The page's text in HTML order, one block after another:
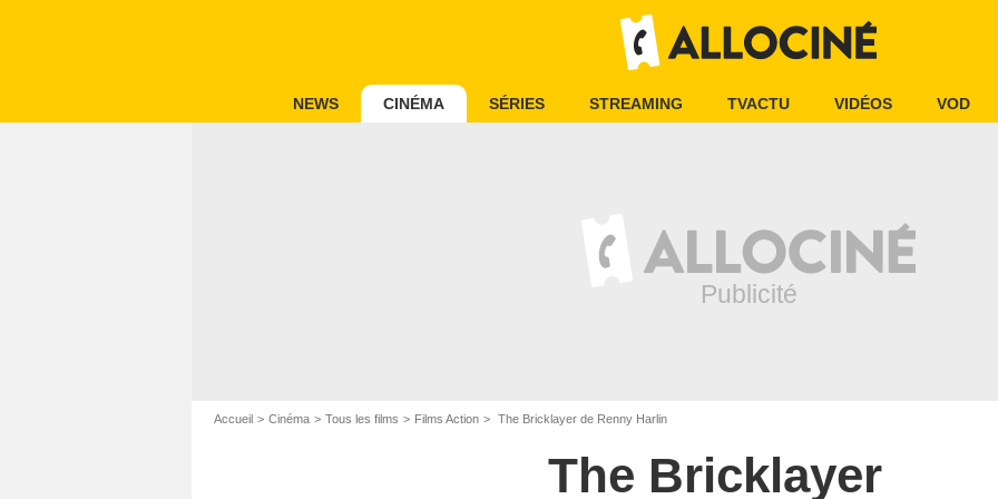
NEWS CINÉMA SÉRIES STREAMING TVACTU VIDÉOS VOD
Accueil Cinéma Tous les films Films Action The Bricklayer de Renny Harlin
The Bricklayer